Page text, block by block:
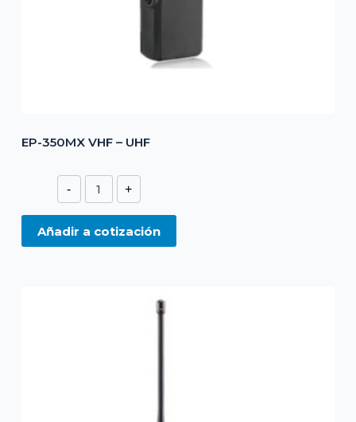
EP-350MX VHF – UHF
-
EP-
350MX
-
+
Añadir a cotización